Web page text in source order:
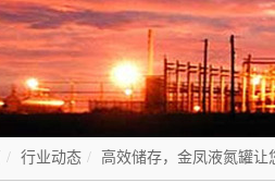
行业动态 高效储存，金凤液氮罐让